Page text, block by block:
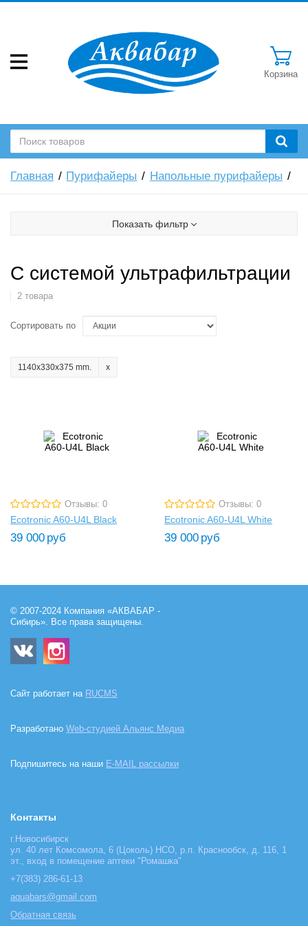
Корзина
Главная Пурифайеры Напольные пурифайеры
Показать фильтр
С системой ультрафильтрации
2 товара
Сортировать по
1140x330x375 mm.
Отзывы: 0
Ecotronic A60-U4L Black
39 000 руб
Отзывы: 0
Ecotronic A60-U4L White
39 000 руб
© 2007-2024 Компания «АКВАБАР -
Сибирь». Все права защищены.
Сайт работает на RUCMS
Разработано Web-студией Альянс Медиа
Подпишитесь на наши E-MAIL рассылки
Контакты
г.Новосибирск
ул. 40 лет Комсомола, 6 (Цоколь) НСО, р.п. Краснообск, д. 116, 1
эт., вход в помещение аптеки "Ромашка"
+7(383) 286-61-13
aquabars@gmail.com
Обратная связь